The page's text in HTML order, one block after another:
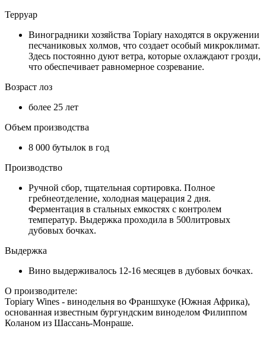
Терруар
Виноградники хозяйства Topiary находятся в окружении
песчаниковых холмов, что создает особый микроклимат.
Здесь постоянно дуют ветра, которые охлаждают грозди,
что обеспечивает равномерное созревание.
Возраст лоз
более 25 лет
Объем производства
8 000 бутылок в год
Производство
Ручной сбор, тщательная сортировка. Полное
гребнеотделение, холодная мацерация 2 дня.
Ферментация в стальных емкостях с контролем
температур. Выдержка проходила в 500литровых
дубовых бочках.
Выдержка
Вино выдерживалось 12-16 месяцев в дубовых бочках.
О производителе:
Topiary Wines - винодельня во Франшхуке (Южная Африка),
основанная известным бургундским виноделом Филиппом
Коланом из Шассань-Монраше.